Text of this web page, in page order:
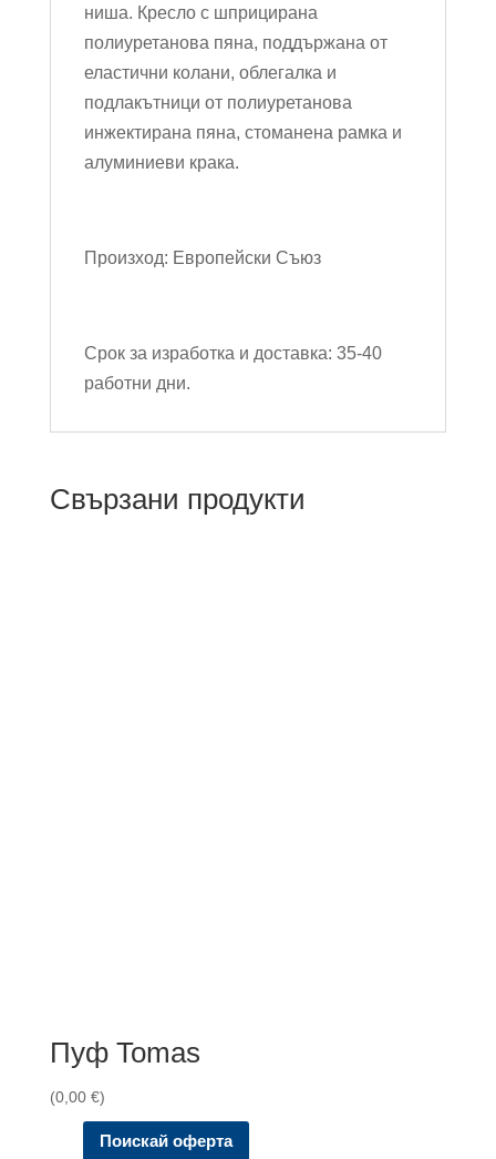
ниша. Кресло с шприцирана
полиуретанова пяна, поддържана от
еластични колани, облегалка и
подлакътници от полиуретанова
инжектирана пяна, стоманена рамка и
алуминиеви крака.
Произход: Европейски Съюз
Срок за изработка и доставка: 35-40
работни дни.
Свързани продукти
Пуф Tomas
(0,00 €)
Поискай оферта